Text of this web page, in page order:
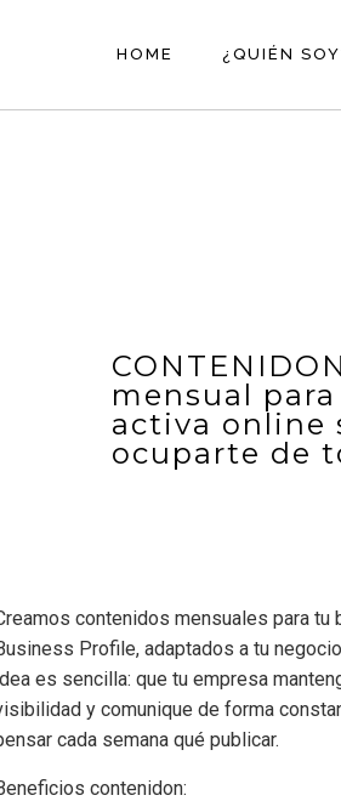
HOME ¿QUIÉN
mensual
activa online
ocuparte de
contenidos mensuales para
Profile, adaptados a tu
es sencilla: que tu empresa
y comunique de forma
cada semana qué publicar.
contenidon: